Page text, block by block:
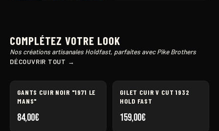
COMPLÉTEZ VOTRE LOOK
Nos créations artisanales Holdfast, parfaites avec Pike Brothers
DÉCOUVRIR TOUT →
GANTS CUIR NOIR "1971 LE
MANS"
84,00€
HOLDFAST
GILET CUIR V CUT 1932
HOLD FAST
159,00€